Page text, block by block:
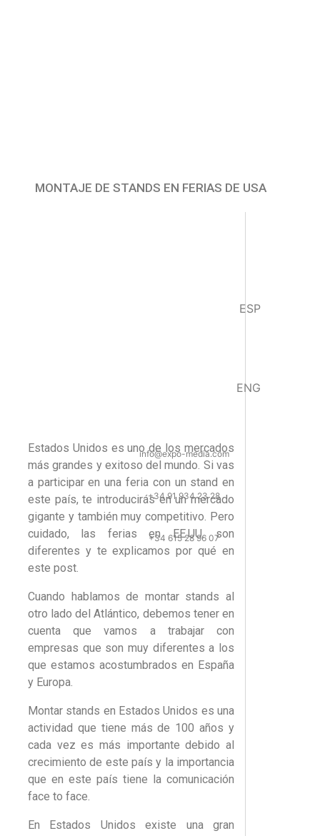
ESP
ENG
info@expo-media.com
+34 91 934 23 28
+34 615 28 96 07
MONTAJE DE STANDS EN FERIAS DE USA
Estados Unidos es uno de los mercados
más grandes y exitoso del mundo. Si vas
a participar en una feria con un stand en
este país, te introducirás en un mercado
gigante y también muy competitivo. Pero
cuidado, las ferias en EE.UU. son
diferentes y te explicamos por qué en
este post.
Cuando hablamos de montar stands al
otro lado del Atlántico, debemos tener en
cuenta que vamos a trabajar con
empresas que son muy diferentes a los
que estamos acostumbrados en España
y Europa.
Montar stands en Estados Unidos es una
actividad que tiene más de 100 años y
cada vez es más importante debido al
crecimiento de este país y la importancia
que en este país tiene la comunicación
face to face.
En Estados Unidos existe una gran